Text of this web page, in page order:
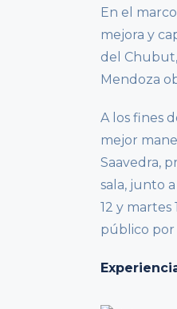
En el
mejora y
del
Mendoza
A los fines
mejor
Saavedra,
sala, junto
12 y
público por